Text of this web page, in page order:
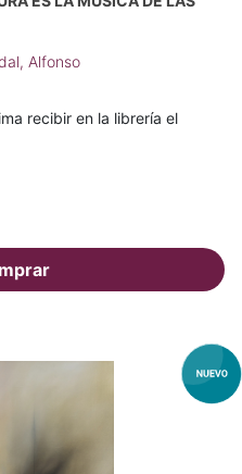
Alfonso
recibir en la librería el